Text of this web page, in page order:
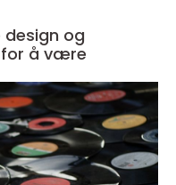
og
for å være